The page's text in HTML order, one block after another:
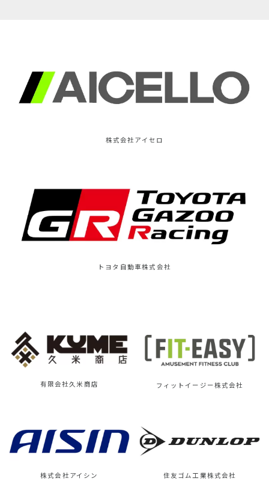
株式会社アイセロ
トヨタ自動車株式会社
有限会社久米商店 フィットイージー株式会社
株式会社アイシン 住友ゴム工業株式会社